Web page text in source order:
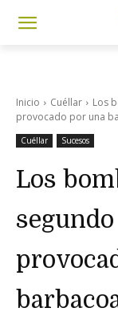
Inicio Cuéllar
Los
provocado por una
Cuéllar Sucesos
Los